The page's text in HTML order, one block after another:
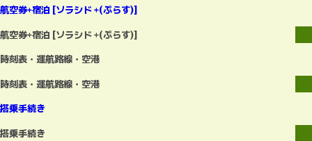
航空券+宿泊 [ソラシド +(ぷらす)]
航空券+宿泊 [ソラシド +(ぷらす)]
時刻表・運航路線・空港
時刻表・運航路線・空港
搭乗手続き
搭乗手続き